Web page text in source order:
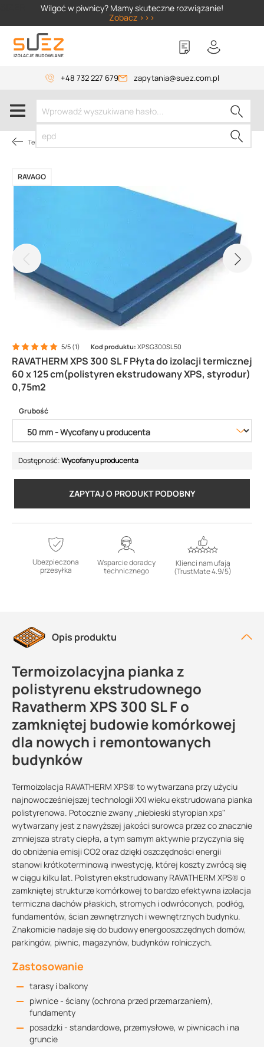
Wilgoć w piwnicy? Mamy skuteczne rozwiązanie!
Zobacz >>>
+48 732 227 679 zapytania@suez.com.pl
Termoizolacje
RAVATHERM XPS 300 SL F Płyta do izolacji termicznej
60 x 125 cm(polistyren ekstrudowany XPS, styrodur)
0,75m2
RAVAGO
5/5 (1) Kod produktu: XPSG300SL50
Grubość
Dostępność:Wycofany u producenta
ZAPYTAJ O PRODUKT PODOBNY
Ubezpieczona
przesyłka
Wsparcie doradcy
technicznego
Klienci nam ufają
(TrustMate 4.9/5)
Opis produktu
Termoizolacyjna pianka z
polistyrenu ekstrudownego
Ravatherm XPS 300 SL F o
zamkniętej budowie komórkowej
dla nowych i remontowanych
budynków
Termoizolacja RAVATHERM XPS® to wytwarzana przy użyciu
najnowocześniejszej technologii XXI wieku ekstrudowana pianka
polistyrenowa. Potocznie zwany „niebieski styropian xps"
wytwarzany jest z nawyższej jakości surowca przez co znacznie
zmniejsza straty ciepła, a tym samym aktywnie przyczynia się
do obniżenia emisji CO2 oraz dzięki oszczędności energii
stanowi krótkoterminową inwestycję, której koszty zwrócą się
w ciągu kilku lat. Polistyren ekstrudowany RAVATHERM XPS® o
zamkniętej strukturze komórkowej to bardzo efektywna izolacja
termiczna dachów płaskich, stromych i odwróconych, podłóg,
fundamentów, ścian zewnętrznych i wewnętrznych budynku.
Znakomicie nadaje się do budowy energooszczędnych domów,
parkingów, piwnic, magazynów, budynków rolniczych.
Zastosowanie
tarasy i balkony
piwnice - ściany (ochrona przed przemarzaniem),
fundamenty
posadzki - standardowe, przemysłowe, w piwnicach i na
gruncie